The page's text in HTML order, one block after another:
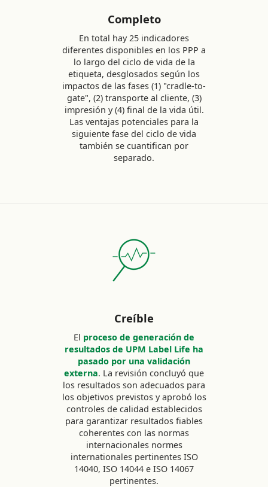
Completo
En total hay 25 indicadores
diferentes disponibles en los PPP a
lo largo del ciclo de vida de la
etiqueta, desglosados según los
impactos de las fases (1) "cradle-to-
gate", (2) transporte al cliente, (3)
impresión y (4) final de la vida útil.
Las ventajas potenciales para la
siguiente fase del ciclo de vida
también se cuantifican por
separado.
Creíble
El proceso de generación de
resultados de UPM Label Life ha
pasado por una validación
externa. La revisión concluyó que
los resultados son adecuados para
los objetivos previstos y aprobó los
controles de calidad establecidos
para garantizar resultados fiables
coherentes con las normas
internacionales normes
internationales pertinentes ISO
14040, ISO 14044 e ISO 14067
pertinentes.